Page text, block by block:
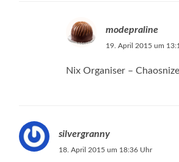
modepraline
19. April 2015 um
Nix Organiser –
silvergranny
18. April 2015 um 18:36 Uhr